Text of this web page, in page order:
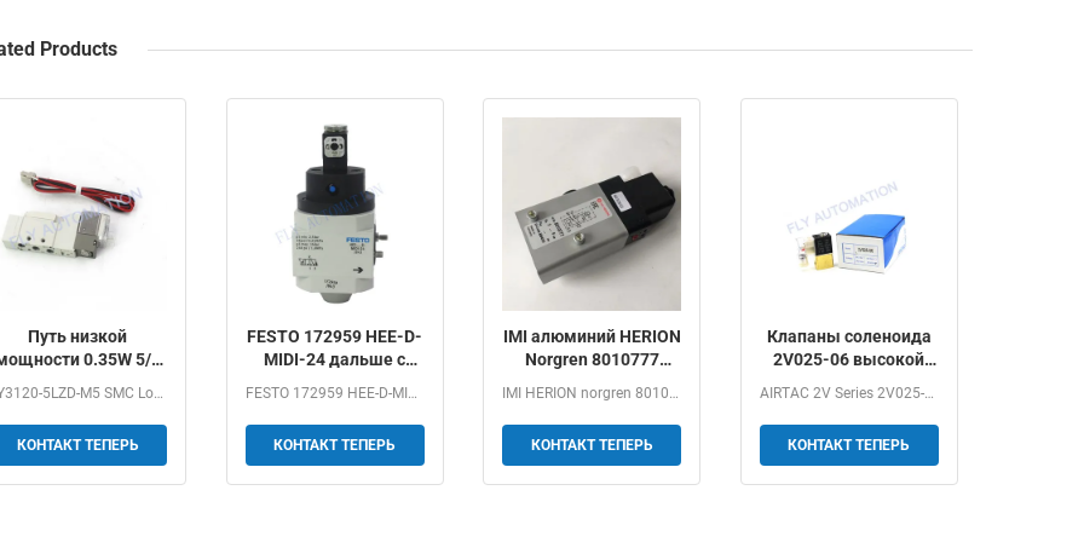
Products
Путь низкой
0.35W 5/2
5LZD-M5
пневматический
SY3120-5LZD-M5 SMC Low Power 0.35W 5/2 Way Pneumatic...
КОНТАКТ ТЕПЕРЬ
FESTO 172959 HEE-D-
MIDI-24 дальше с
FESTO 172959 HEE-D-MIDI-24 On-Off Valve 172956...
КОНТАКТ ТЕПЕРЬ
IMI алюминий HERION
Norgren 8010777
IMI HERION norgren 8010777 AC220V DC24V 3/2 5/2 Aluminium...
КОНТАКТ ТЕПЕРЬ
Клапаны соленоида
2V025-06 высокой
пневматические
AIRTAC 2V Series 2V025-06 G1/8 2/2Way Normally Closed...
КОНТАКТ ТЕПЕРЬ